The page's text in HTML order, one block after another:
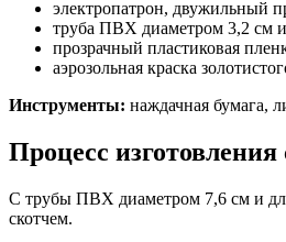
электропатрон, двужильный
труба ПВХ диаметром 3,2 см
прозрачный пластиковая
аэрозольная краска
Инструменты: наждачная бумага,
Процесс изготовления
С трубы ПВХ диаметром 7,6 см и
скотчем.